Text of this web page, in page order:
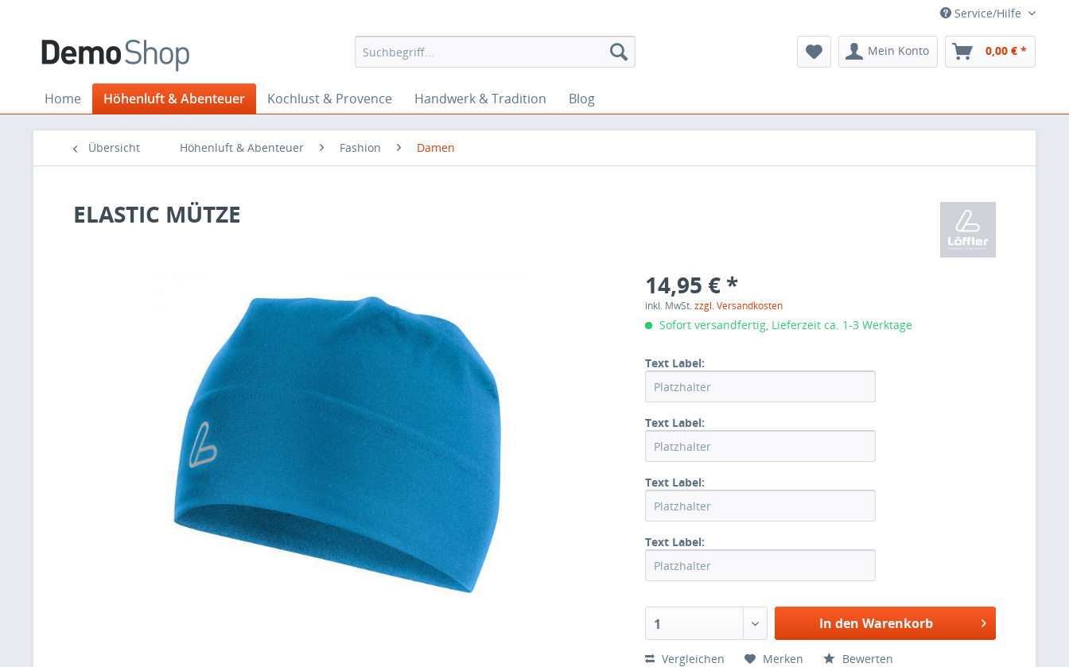
Service/Hilfe
Mein Konto 0,00 € *
Home Höhenluft & Abenteuer Kochlust & Provence Handwerk & Tradition Blog
Übersicht Höhenluft & Abenteuer Fashion Damen
ELASTIC MÜTZE
14,95 € *
inkl. MwSt.zzgl. Versandkosten
Sofort versandfertig, Lieferzeit ca. 1-3 Werktage
Text Label:
Text Label:
Text Label:
Text Label:
1 In den Warenkorb
Vergleichen Merken Bewerten